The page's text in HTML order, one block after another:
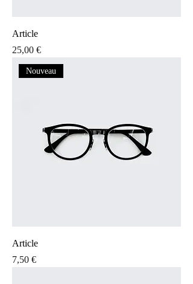
Article
Prix
25,00 €
Nouveau
Article
Prix
7,50 €